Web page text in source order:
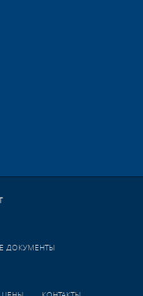
ДОКУМЕНТЫ